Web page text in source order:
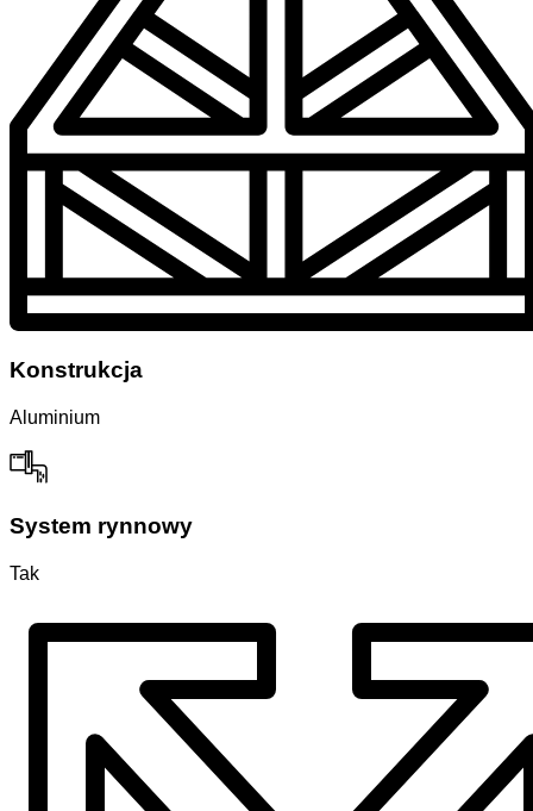
Konstrukcja
Aluminium
System rynnowy
Tak